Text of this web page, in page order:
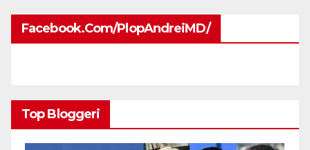
Facebook.com/PlopAndreiMD/
Top Bloggeri